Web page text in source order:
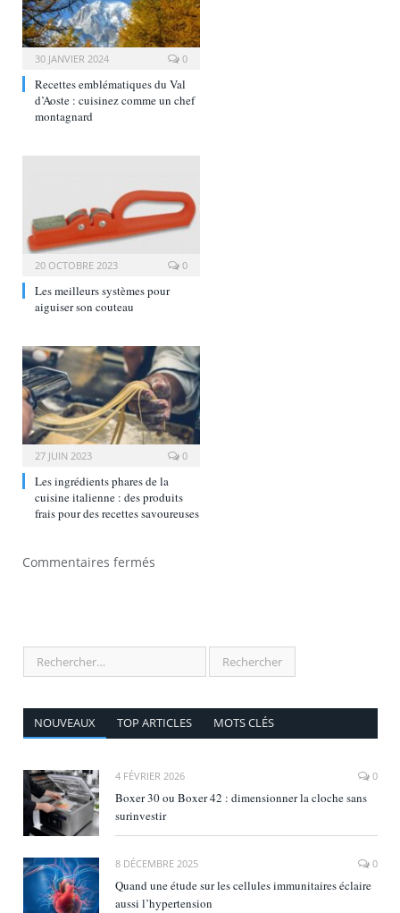
30 JANVIER 2024 0
Recettes emblématiques du Val
d’Aoste : cuisinez comme un chef
montagnard
20 OCTOBRE 2023 0
Les meilleurs systèmes pour
aiguiser son couteau
27 JUIN 2023 0
Les ingrédients phares de la
cuisine italienne : des produits
frais pour des recettes savoureuses
Commentaires fermés
NOUVEAUX TOP ARTICLES MOTS CLÉS
4 FÉVRIER 2026 0
Boxer 30 ou Boxer 42 : dimensionner la cloche sans
surinvestir
8 DÉCEMBRE 2025 0
Quand une étude sur les cellules immunitaires éclaire
aussi l’hypertension